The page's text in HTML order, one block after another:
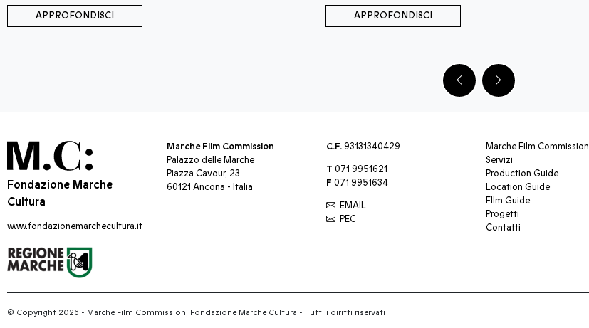
APPROFONDISCI APPROFONDISCI
Fondazione Marche
Cultura
www.fondazionemarchecultura.it
Marche Film Commission
Palazzo delle Marche
Piazza Cavour, 23
60121 Ancona - Italia
C.F.93131340429
T 071 9951621
F 071 9951634
EMAIL
PEC
Marche Film Commission
Servizi
Production Guide
Location Guide
FIlm Guide
Progetti
Contatti
© Copyright 2026 - Marche Film Commission, Fondazione Marche Cultura - Tutti i diritti riservati